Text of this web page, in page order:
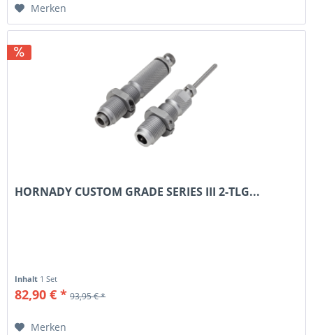
Merken
HORNADY CUSTOM GRADE SERIES III 2-TLG...
Inhalt 1 Set
82,90 € * 93,95 € *
Merken